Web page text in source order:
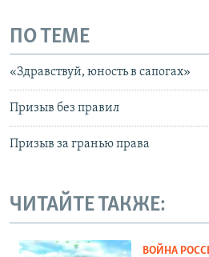
ПО ТЕМЕ
«Здравствуй, юность в сапогах»
Призыв без правил
Призыв за гранью права
ЧИТАЙТЕ ТАКЖЕ:
ВОЙНА